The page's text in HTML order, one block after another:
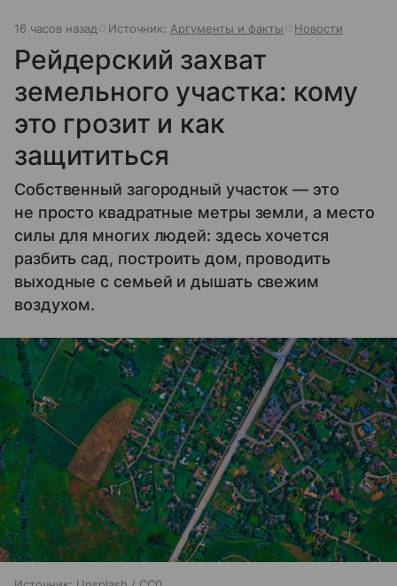
16 часов назад Источник: Аргументы и факты Новости
Рейдерский захват
земельного участка: кому
это грозит и как
защититься
Собственный загородный участок — это
не просто квадратные метры земли, а место
силы для многих людей: здесь хочется
разбить сад, построить дом, проводить
выходные с семьей и дышать свежим
воздухом.